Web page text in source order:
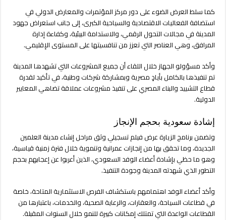
كما سلط العرض الضوء على دور مركز المؤتمرات والمعارض الدولي في
استضافة الفعاليات الاقتصادية والسياحية الكبرى، إلى جانب استعراض جهود
المدينة في مجالات التحول الرقمي، والاستدامة البيئية، وكفاءة إدارة
المرافق، وهي العناصر التي تعزز من تنافسيتها على المستوى الإقليمي.
وأكد مسؤولو الجهاز خلال اللقاء أن جميع المشروعات التي تشهدها المدينة
تم تنفيذها بالكامل بأيادٍ مصرية وبمشاركة شركات وطنية، في تأكيد لقدرة
قطاع التشييد والبناء المصري على تنفيذ مشروعات عملاقة تضاهي المعايير
الدولية.
إشادة سعودية بحجم الإنجاز
وتضمن برنامج الزيارة عرض فيلم تسجيلي وثق مراحل إنشاء مدينة العلمين
الجديدة، وما تحقق بها من إنجازات عمرانية وتنموية خلال فترة زمنية قياسية،
وهو ما حظي بإشادة أعضاء الوفد السعودي، الذين أعربوا عن إعجابهم بحجم
التطور الذي شهدته المدينة وجودة التنفيذ.
وأكد أعضاء الوفد اهتمامهم باستكشاف الفرص الاستثمارية المتاحة، خاصة
في قطاعات السياحة، والعقارات، والرعاية الصحية، والخدمات، باعتبارها من
القطاعات الواعدة التي تمتلك إمكانات كبيرة للنمو خلال السنوات المقبلة.